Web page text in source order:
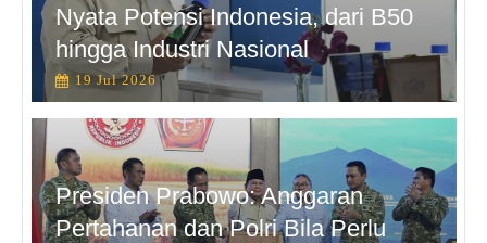
Nyata Potensi Indonesia, dari B50
hingga Industri Nasional
19 Jul 2026
Presiden Prabowo: Anggaran
Pertahanan dan Polri Bila Perlu